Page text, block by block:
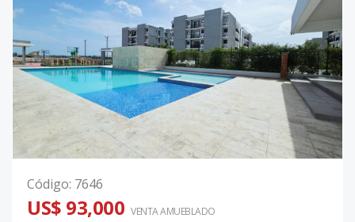
Código: 7646
US$ 93,000 VENTA AMUEBLADO